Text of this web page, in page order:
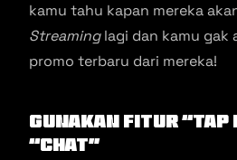
kamu tahu kapan mereka
Streaminglagi dan kamu gak
promo terbaru dari mereka!
Gunakan Fitur “Tap
“Chat”